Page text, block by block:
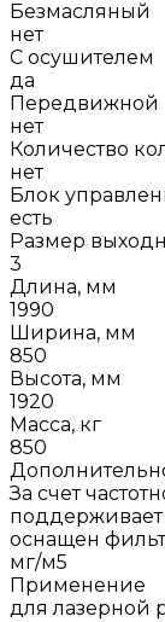
Безмасляный
нет
С осушителем
да
Передвижной
нет
Количество
нет
Блок
есть
Размер
3
Длина, мм
1990
Ширина, мм
850
Высота, мм
1920
Масса, кг
850
За счет
поддерживает
оснащен
мг/м5
Применение
для лазерной